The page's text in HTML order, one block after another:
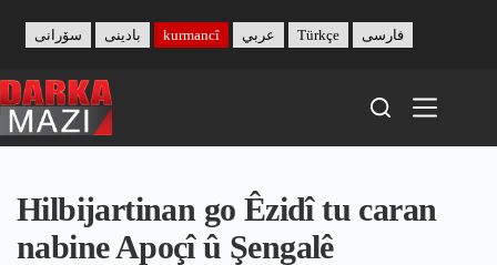
content
بادینی سۆرانی kurmancî عربي Türkçe فارسی
Hilbijartinan go Êzidî tu caran
nabine Apoçî û Şengalê